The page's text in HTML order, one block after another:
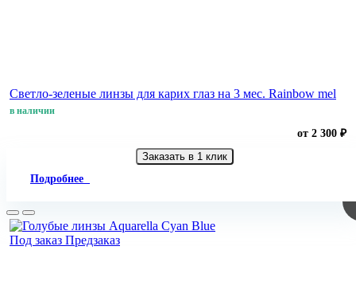
Светло-зеленые линзы для карих глаз на 3 мес. Rainbow mel
в наличии
от 2 300 ₽
Заказать в 1 клик
Подробнее
Под заказ Предзаказ